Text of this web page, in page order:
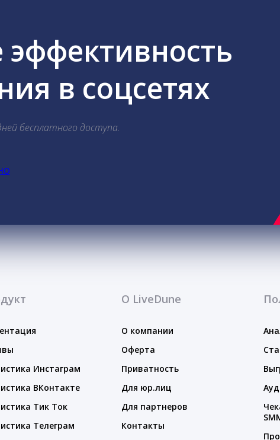
в соцсетях
бесплатного доступа.
Инстаграм
ВКонтакте
Тик Ток
Телеграм
О LiveDune
О компании
Оферта
Приватность
Для юр.лиц
Для партнеров
Контакты